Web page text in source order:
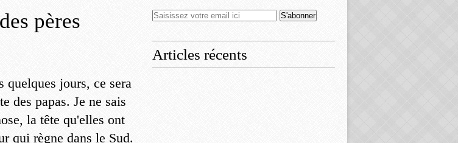
pères
quelques jours, ce sera
des papas. Je ne sais
la tête qu'elles ont
qui règne dans le Sud.
Articles récents